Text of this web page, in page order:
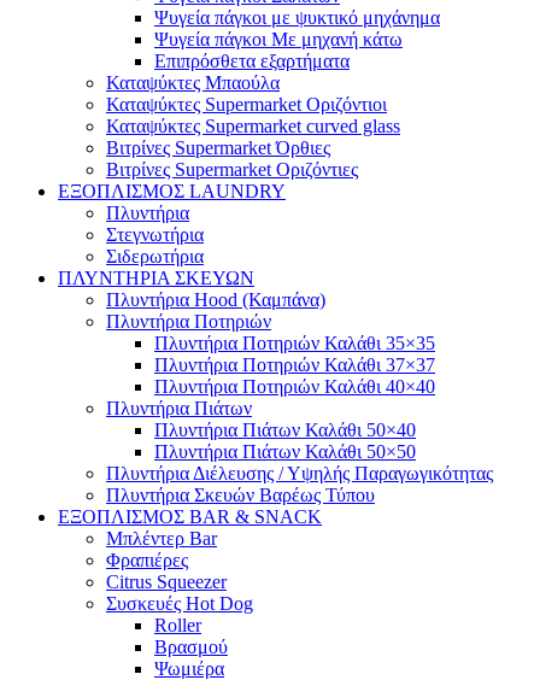
Ψυγεία πάγκοι με ψυκτικό μηχάνημα
Ψυγεία πάγκοι Με μηχανή κάτω
Επιπρόσθετα εξαρτήματα
Καταψύκτες Μπαούλα
Καταψύκτες Supermarket Οριζόντιοι
Καταψύκτες Supermarket curved glass
Βιτρίνες Supermarket Όρθιες
Βιτρίνες Supermarket Οριζόντιες
ΕΞΟΠΛΙΣΜΟΣ LAUNDRY
Πλυντήρια
Στεγνωτήρια
Σιδερωτήρια
ΠΛΥΝΤΗΡΙΑ ΣΚΕΥΩΝ
Πλυντήρια Hood (Καμπάνα)
Πλυντήρια Ποτηριών
Πλυντήρια Ποτηριών Καλάθι 35×35
Πλυντήρια Ποτηριών Καλάθι 37×37
Πλυντήρια Ποτηριών Καλάθι 40×40
Πλυντήρια Πιάτων
Πλυντήρια Πιάτων Καλάθι 50×40
Πλυντήρια Πιάτων Καλάθι 50×50
Πλυντήρια Διέλευσης / Υψηλής Παραγωγικότητας
Πλυντήρια Σκευών Βαρέως Τύπου
ΕΞΟΠΛΙΣΜΟΣ BAR & SNACK
Μπλέντερ Bar
Φραπιέρες
Citrus Squeezer
Συσκευές Hot Dog
Roller
Βρασμού
Ψωμιέρα